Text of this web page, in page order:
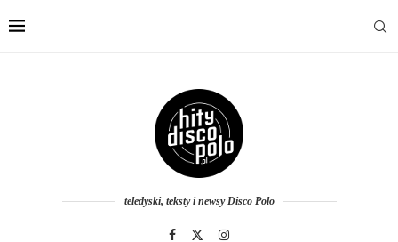
teledyski, teksty i newsy Disco Polo